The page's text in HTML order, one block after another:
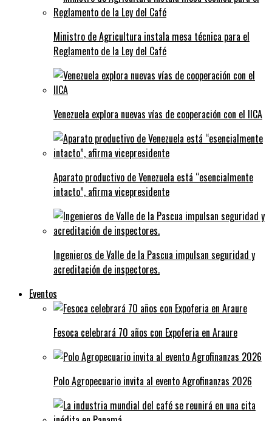
Ministro de Agricultura instala mesa técnica para el
Reglamento de la Ley del Café
Venezuela explora nuevas vías de cooperación con el IICA
Aparato productivo de Venezuela está “esencialmente
intacto”, afirma vicepresidente
Ingenieros de Valle de la Pascua impulsan seguridad y
acreditación de inspectores.
Eventos
Fesoca celebrará 70 años con Expoferia en Araure
Polo Agropecuario invita al evento Agrofinanzas 2026